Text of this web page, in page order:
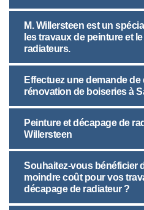
M. Willersteen est un
les travaux de peinture et
radiateurs.
Effectuez une demande
rénovation de boiseries à
Peinture et décapage de
Willersteen
Souhaitez-vous bénéficier
moindre coût pour vos
décapage de radiateur ?